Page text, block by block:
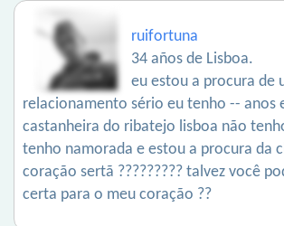
ruifortuna
34 años de Lisboa.
eu estou a procura de
relacionamento sério eu tenho -- anos
castanheira do ribatejo lisboa não
tenho namorada e estou a procura da
coração sertã ????????? talvez você
certa para o meu coração ??